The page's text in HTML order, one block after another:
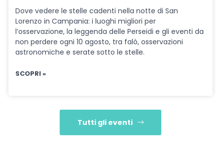
Dove vedere le stelle cadenti nella notte di San
Lorenzo in Campania: i luoghi migliori per
l’osservazione, la leggenda delle Perseidi e gli eventi da
non perdere ogni 10 agosto, tra falò, osservazioni
astronomiche e serate sotto le stelle.
SCOPRI »
Tutti gli eventi